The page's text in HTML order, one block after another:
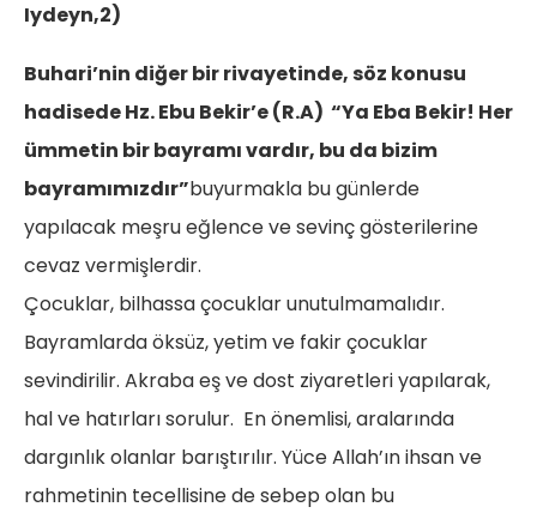
Iydeyn,2)
Buhari’nin diğer bir rivayetinde, söz konusu
hadisede Hz. Ebu Bekir’e (R.A) “Ya Eba Bekir! Her
ümmetin bir bayramı vardır, bu da bizim
bayramımızdır”buyurmakla bu günlerde
yapılacak meşru eğlence ve sevinç gösterilerine
cevaz vermişlerdir.
Çocuklar, bilhassa çocuklar unutulmamalıdır.
Bayramlarda öksüz, yetim ve fakir çocuklar
sevindirilir. Akraba eş ve dost ziyaretleri yapılarak,
hal ve hatırları sorulur. En önemlisi, aralarında
dargınlık olanlar barıştırılır. Yüce Allah’ın ihsan ve
rahmetinin tecellisine de sebep olan bu